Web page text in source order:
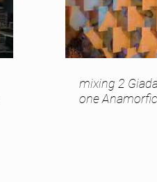
mixing 2 Giada
one